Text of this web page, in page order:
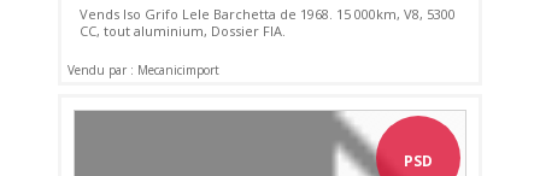
Vends Iso Grifo Lele Barchetta de 1968. 15 000km, V8, 5300
CC, tout aluminium, Dossier FIA.
Vendu par : Mecanicimport
PSD